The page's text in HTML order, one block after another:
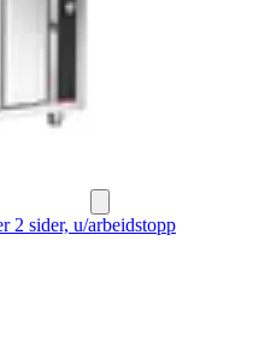
2 sider, u/arbeidstopp